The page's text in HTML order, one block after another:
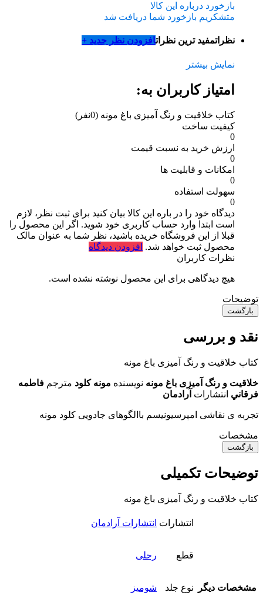
بازخورد درباره این کالا
متشکریم بازخورد شما دریافت شد
نظراتمفید ترین نظراتافزودن نظر جدید +
نمایش بیشتر
امتیاز کاربران به:
کتاب خلاقیت و رنگ آمیزی باغ مونه (0نفر)
کیفیت ساخت
0
ارزش خرید به نسبت قیمت
0
امکانات و قابلیت ها
0
سهولت استفاده
0
دیدگاه خود را در باره این کالا بیان کنید برای ثبت نظر، لازم
است ابتدا وارد حساب کاربری خود شوید. اگر این محصول را
قبلا از این فروشگاه خریده باشید، نظر شما به عنوان مالک
محصول ثبت خواهد شد. افزودن دیدگاه
نظرات کاربران
هیچ دیدگاهی برای این محصول نوشته نشده است.
توضیحات
بازگشت
نقد و بررسی
کتاب خلاقیت و رنگ آمیزی باغ مونه
خلاقیت و رنگ آمیزی باغ مونه نویسنده مونه كلود مترجم فاطمه
فرقاني انتشارات آرادمان
تجربه ی نقاشی امپرسیونیسم باالگوهای جادویی کلود مونه
مشخصات
بازگشت
توضیحات تکمیلی
کتاب خلاقیت و رنگ آمیزی باغ مونه
مشخصات دیگر
انتشارات انتشارات آرادمان
قطع رحلی
نوع جلد شومیز